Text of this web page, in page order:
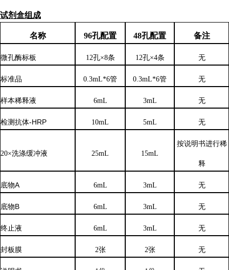
试剂盒组成
名称 96孔配置 48孔配置 备注
微孔酶标板 12孔×8条 12孔×4条 无
标准品 0.3mL*6管 0.3mL*6管 无
样本稀释液 6mL 3mL 无
检测抗体-HRP 10mL 5mL 无
20×洗涤缓冲液 25mL 15mL
按说明书进行稀
释
底物A 6mL 3mL 无
底物B 6mL 3mL 无
终止液 6mL 3mL 无
封板膜 2张 2张 无